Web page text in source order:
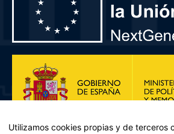
Utilizamos cookies propias y de terceros